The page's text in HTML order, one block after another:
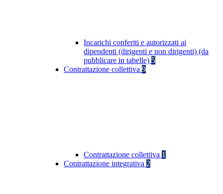
Incarichi conferiti e autorizzati ai
dipendenti (dirigenti e non dirigenti) (da
pubblicare in tabelle) 5
Contrattazione collettiva 9
Contrattazione collettiva 1
Contrattazione integrativa 2